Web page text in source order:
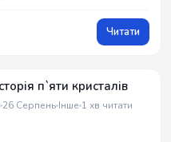
Читати
п`яти кристалів
26 Серпень Інше 1 хв читати